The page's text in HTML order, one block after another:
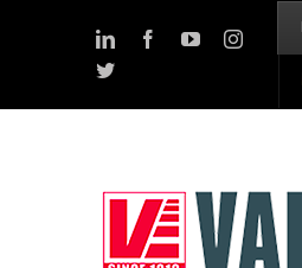
LinkedInFacebookYouTube
Twitter